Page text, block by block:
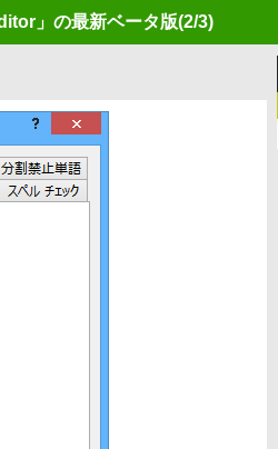
」の最新ベータ版(2/3)